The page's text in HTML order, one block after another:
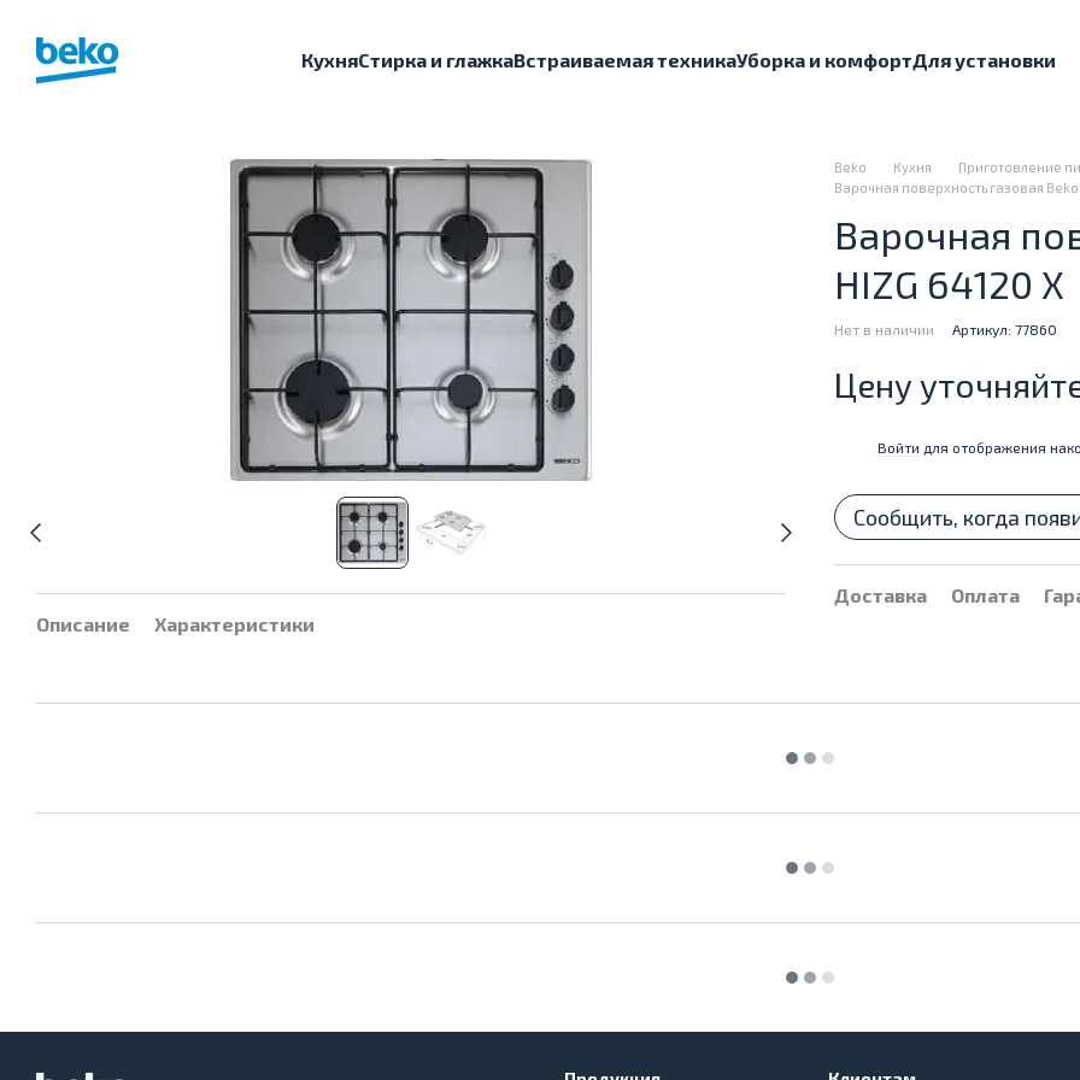
КухняСтирка и глажкаВстраиваемая техникаУборка и комфортДля установки
Описание Характеристики
Beko Кухня Приготовление
Варочная поверхность газовая Beko
Варочная
HIZG 64120 X
Нет в наличии Артикул: 77860
Цену
Войти для отображения
Сообщить, когда
Доставка Оплата